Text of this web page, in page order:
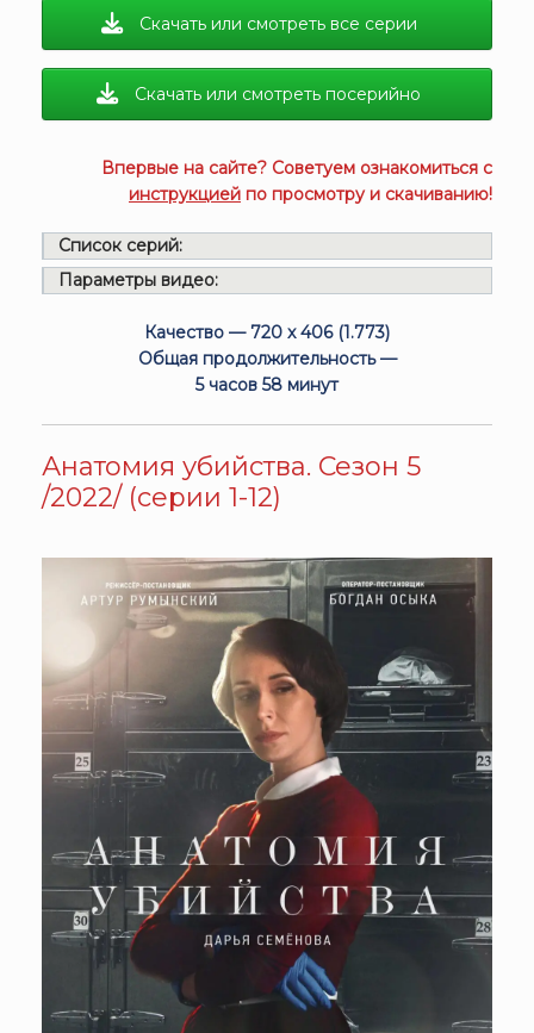
Скачать или смотреть все серии
Скачать или смотреть посерийно
Впервые на сайте? Советуем ознакомиться с
инструкцией по просмотру и скачиванию!
Список серий:
Параметры видео:
Качество — 720 x 406 (1.773)
Общая продолжительность —
5 часов 58 минут
Анатомия убийства. Сезон 5
/2022/ (серии 1-12)